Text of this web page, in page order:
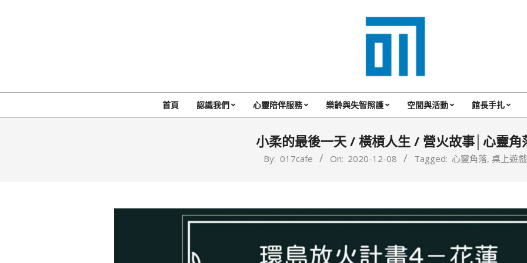
017
Cafe'
與
你
一
咖
啡
館
Primary
Menu
首頁 認識我們 心靈陪伴服務 樂齡與失智照護 空間與活動 館長手扎
小柔的最後一天 / 橫槓人生 / 營火故事│心靈角
By: 017cafe On: 2020-12-08 Tagged: 心靈角落, 桌上遊戲